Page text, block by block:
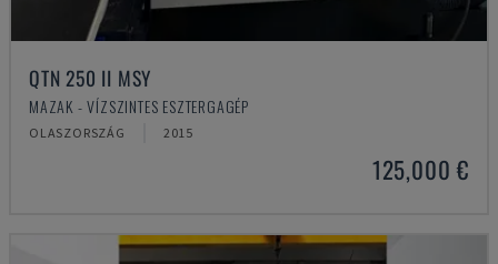
QTN 250 II MSY
MAZAK - VÍZSZINTES ESZTERGAGÉP
OLASZORSZÁG 2015
125,000 €